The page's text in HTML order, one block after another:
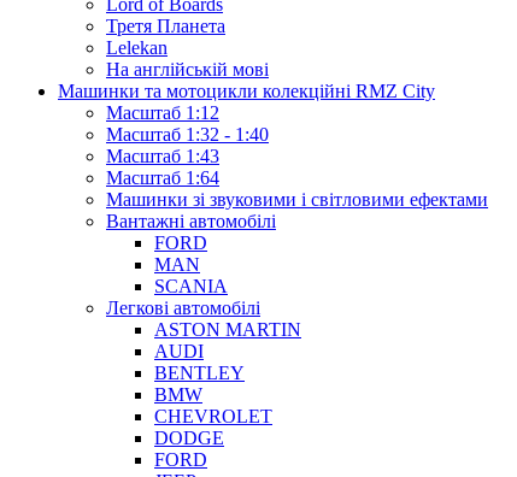
Lord of Boards
Третя Планета
Lelekan
На англійській мові
Машинки та мотоцикли колекційні RMZ City
Масштаб 1:12
Масштаб 1:32 - 1:40
Масштаб 1:43
Масштаб 1:64
Машинки зі звуковими і світловими ефектами
Вантажні автомобілі
FORD
MAN
SCANIA
Легкові автомобілі
ASTON MARTIN
AUDI
BENTLEY
BMW
CHEVROLET
DODGE
FORD